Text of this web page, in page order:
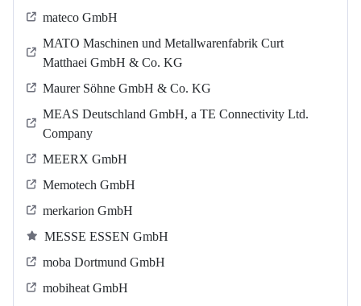
mateco GmbH
MATO Maschinen und Metallwarenfabrik Curt
Matthaei GmbH & Co. KG
Maurer Söhne GmbH & Co. KG
MEAS Deutschland GmbH, a TE Connectivity Ltd.
Company
MEERX GmbH
Memotech GmbH
merkarion GmbH
MESSE ESSEN GmbH
moba Dortmund GmbH
mobiheat GmbH